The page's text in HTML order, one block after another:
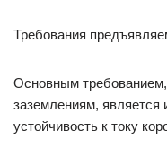
Требования
Основным
заземлениям, является
устойчивость к току